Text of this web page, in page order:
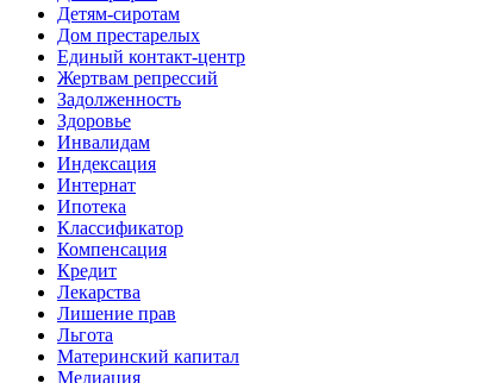
Детям-сиротам
Дом престарелых
Единый контакт-центр
Жертвам репрессий
Задолженность
Здоровье
Инвалидам
Индексация
Интернат
Ипотека
Классификатор
Компенсация
Кредит
Лекарства
Лишение прав
Льгота
Материнский капитал
Медиация